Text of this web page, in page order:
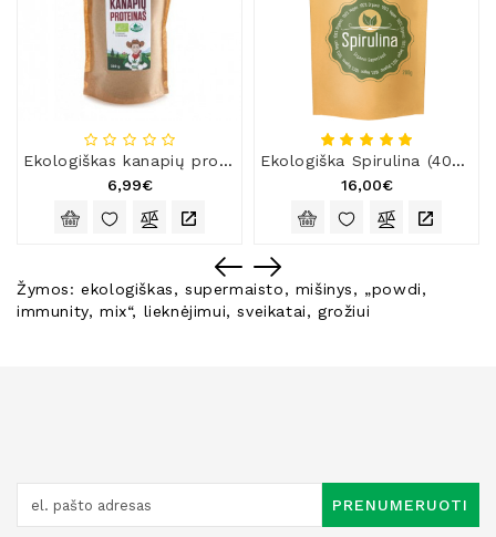
Ekologiškas kanapių proteinas – baltymai, 300 g
6,99€
Ekologiška Spirulina (400 tab.)
16,00€
Žymos:ekologiškas,supermaisto, mišinys, „powdi,
immunity,mix“, lieknėjimui,sveikatai,grožiui
PRENUMERUOTI